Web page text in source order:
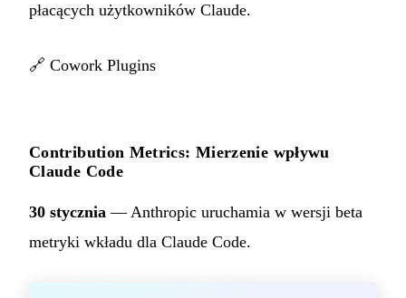
płacących użytkowników Claude.
🔗 Cowork Plugins
Contribution Metrics: Mierzenie wpływu
Claude Code
30 stycznia — Anthropic uruchamia w wersji beta
metryki wkładu dla Claude Code.